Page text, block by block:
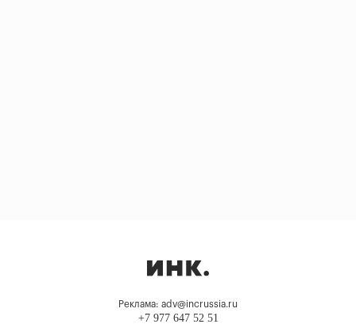
Реклама: adv@incrussia.ru
+7 977 647 52 51